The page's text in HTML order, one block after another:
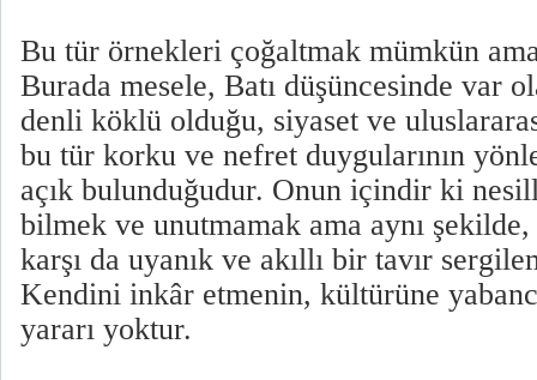
Bu tür örnekleri çoğaltmak mümkün
Burada mesele, Batı düşüncesinde var
denli köklü olduğu, siyaset ve
bu tür korku ve nefret duygularının
açık bulunduğudur. Onun içindir ki
bilmek ve unutmamak ama aynı
karşı da uyanık ve akıllı bir tavır
Kendini inkâr etmenin, kültürüne
yararı yoktur.